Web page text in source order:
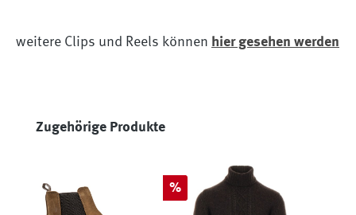
weitere Clips und Reels können hier gesehen werden
Produktgalerie überspringen
Zugehörige Produkte
Rabatt
%